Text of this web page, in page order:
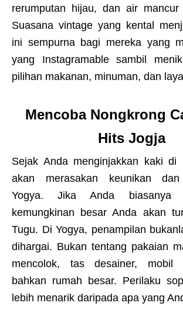
rerumputan hijau, dan air mancur
Suasana vintage yang kental
ini sempurna bagi mereka yang
yang Instagramable sambil
pilihan makanan, minuman, dan
Mencoba Nongkrong
Hits Jogja
Sejak Anda menginjakkan kaki di
akan merasakan keunikan dan
Yogya. Jika Anda biasanya
kemungkinan besar Anda akan
Tugu. Di Yogya, penampilan
dihargai. Bukan tentang pakaian
mencolok, tas desainer, mobil
bahkan rumah besar. Perilaku
lebih menarik daripada apa yang